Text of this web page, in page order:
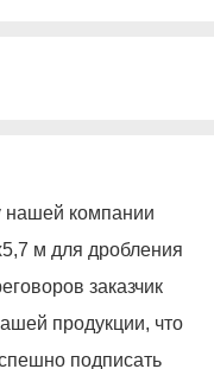
нашей компании
м для дробления
заказчик
продукции, что
подписать